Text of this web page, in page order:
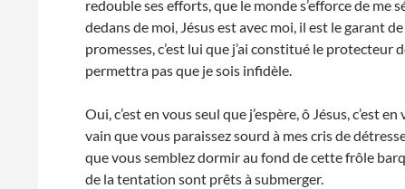
redouble ses efforts, que le monde s’efforce de me
dedans de moi, Jésus est avec moi, il est le garant
promesses, c’est lui que j’ai constitué le protecteur
permettra pas que je sois infidèle.
Oui, c’est en vous seul que j’espère, ô Jésus, c’est
vain que vous paraissez sourd à mes cris de
que vous semblez dormir au fond de cette frôle
de la tentation sont prêts à submerger.